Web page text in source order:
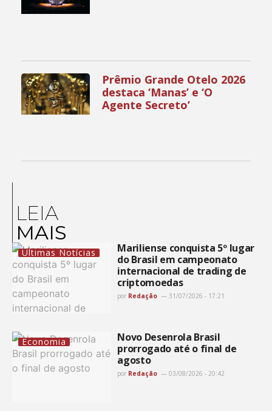
Prêmio Grande Otelo 2026
destaca ‘Manas’ e ‘O
Agente Secreto’
LEIA
MAIS
Últimas Notícias
Mariliense conquista 5º lugar
do Brasil em campeonato
internacional de trading de
criptomoedas
por Redação 31/07/2026 - 17:21
Economia
Novo Desenrola Brasil
prorrogado até o final de
agosto
por Redação 03/08/2026 - 20:42